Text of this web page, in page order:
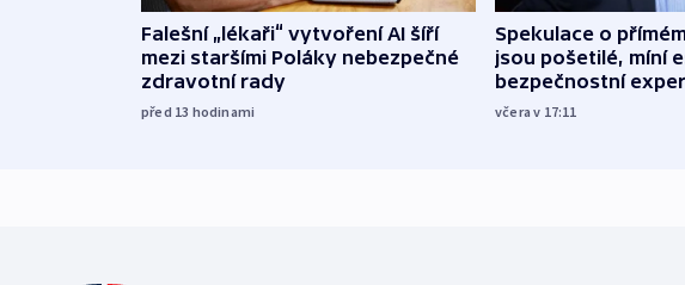
Falešní „lékaři“ vytvoření AI šíří
mezi staršími Poláky nebezpečné
zdravotní rady
před 13 hodinami
Spekulace o
jsou pošetilé, míní
bezpečnostní
včera v 17:11